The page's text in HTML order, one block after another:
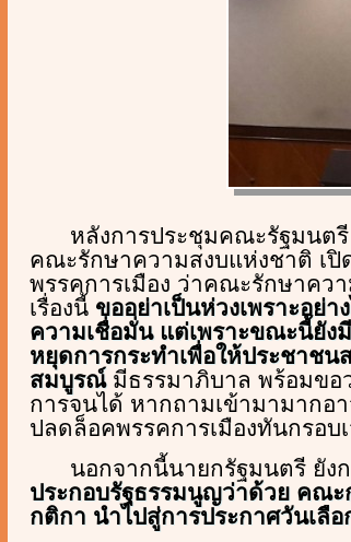
หลังการประชุมคณะรัฐมนต
คณะรักษาความสงบแห่งชาติ เปิ
พรรคการเมือง ว่าคณะรักษาค
เรื่องนี้ ขออย่าเป็นห่วงเพราะอย่
ความเชื่อมั่น แต่เพราะขณะนี้ยัง
หยุดการกระทำเพื่อให้ประชาชน
สมบูรณ์มีธรรมาภิบาล พร้อมขอ
การจนได้ หากถามเข้ามามากอ
ปลดล็อคพรรคการเมืองทันกรอ
นอกจากนี้นายกรัฐมนตรี ยัง
ประกอบรัฐธรรมนูญว่าด้วย คณะ
กติกา นำไปสู่การประกาศวันเลือ